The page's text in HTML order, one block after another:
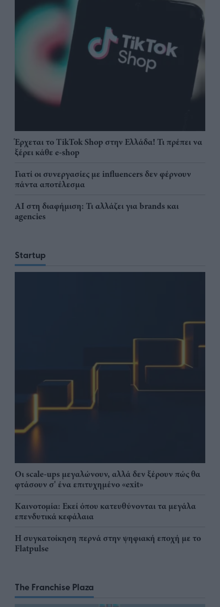
Έρχεται το TikTok Shop στην Ελλάδα! Τι πρέπει να
ξέρει κάθε e-shop
Γιατί οι συνεργασίες με influencers δεν φέρνουν
πάντα αποτέλεσμα
AI στη διαφήμιση: Τι αλλάζει για brands και
agencies
Startup
Οι scale-ups μεγαλώνουν, αλλά δεν ξέρουν πώς θα
φτάσουν σ' ένα επιτυχημένο «exit»
Καινοτομία: Εκεί όπου κατευθύνονται τα μεγάλα
επενδυτικά κεφάλαια
Η συγκατοίκηση περνά στην ψηφιακή εποχή με το
Flatpulse
The Franchise Plaza